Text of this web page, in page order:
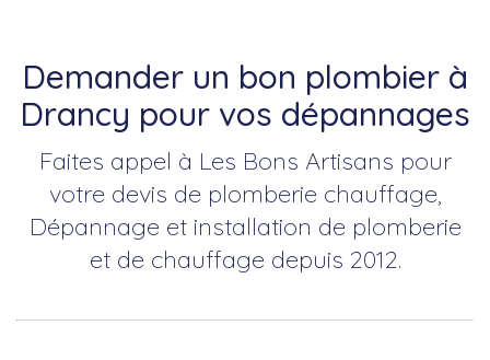
Demander un bon plombier à
Drancy pour vos dépannages
Faites appel à Les Bons Artisans pour
votre devis de plomberie chauffage,
Dépannage et installation de plomberie
et de chauffage depuis 2012.